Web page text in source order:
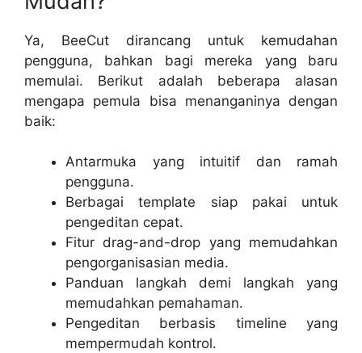
Ya, BeeCut dirancang untuk kemudahan
pengguna, bahkan bagi mereka yang baru
memulai. Berikut adalah beberapa alasan
mengapa pemula bisa menanganinya dengan
baik:
Antarmuka yang intuitif dan ramah
pengguna.
Berbagai template siap pakai untuk
pengeditan cepat.
Fitur drag-and-drop yang memudahkan
pengorganisasian media.
Panduan langkah demi langkah yang
memudahkan pemahaman.
Pengeditan berbasis timeline yang
mempermudah kontrol.